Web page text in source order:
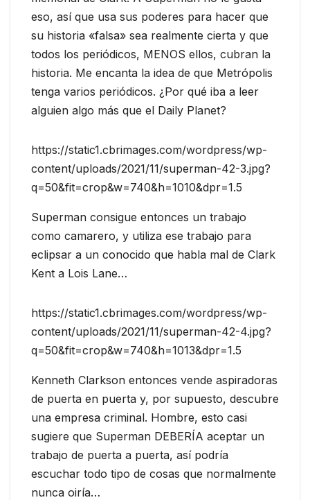
eso, así que usa sus poderes para hacer que
su historia «falsa» sea realmente cierta y que
todos los periódicos, MENOS ellos, cubran la
historia. Me encanta la idea de que Metrópolis
tenga varios periódicos. ¿Por qué iba a leer
alguien algo más que el Daily Planet?
https://static1.cbrimages.com/wordpress/wp-
content/uploads/2021/11/superman-42-3.jpg?
q=50&fit=crop&w=740&h=1010&dpr=1.5
Superman consigue entonces un trabajo
como camarero, y utiliza ese trabajo para
eclipsar a un conocido que habla mal de Clark
Kent a Lois Lane…
https://static1.cbrimages.com/wordpress/wp-
content/uploads/2021/11/superman-42-4.jpg?
q=50&fit=crop&w=740&h=1013&dpr=1.5
Kenneth Clarkson entonces vende aspiradoras
de puerta en puerta y, por supuesto, descubre
una empresa criminal. Hombre, esto casi
sugiere que Superman DEBERÍA aceptar un
trabajo de puerta a puerta, así podría
escuchar todo tipo de cosas que normalmente
nunca oiría…